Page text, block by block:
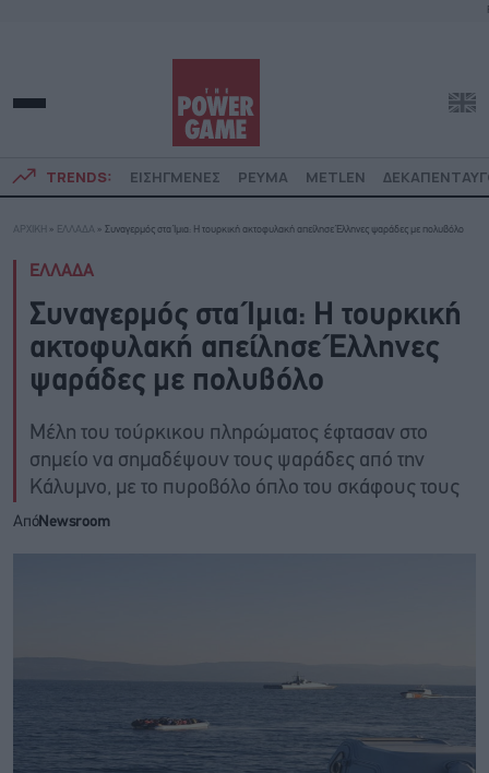
TRENDS: ΕΙΣΗΓΜΕΝΕΣ ΡΕΥΜΑ METLEN
ΑΡΧΙΚΗ » ΕΛΛΑΔΑ » Συναγερμός στα Ίμια: Η τουρκική ακτοφυλακή απείλησε Έλληνες ψαράδες με πολυβόλο
ΕΛΛΑΔΑ
Συναγερμός στα Ίμια: Η τουρκική
ακτοφυλακή απείλησε Έλληνες
ψαράδες με πολυβόλο
Μέλη του τούρκικου πληρώματος έφτασαν στο
σημείο να σημαδέψουν τους ψαράδες από την
Κάλυμνο, με το πυροβόλο όπλο του σκάφους τους
ΑπόNewsroom